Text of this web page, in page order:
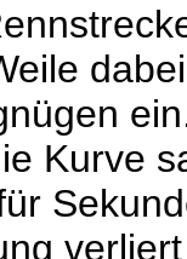
Kurve